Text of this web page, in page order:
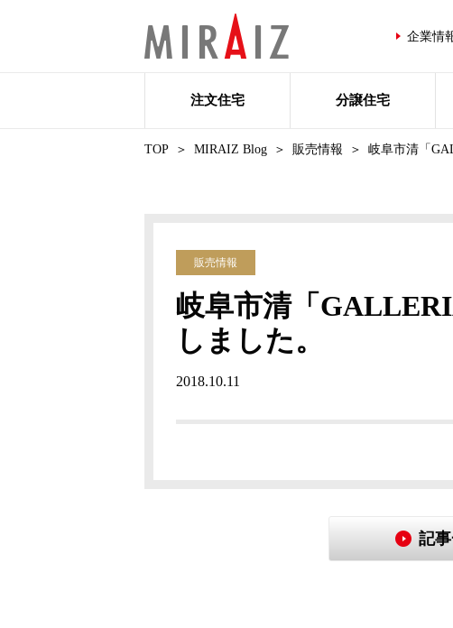
企業情
注文住宅 分譲住宅
TOP MIRAIZ Blog 販売情報 岐阜市清「
販売情報
岐阜市清「
しました。
2018.10.11
記